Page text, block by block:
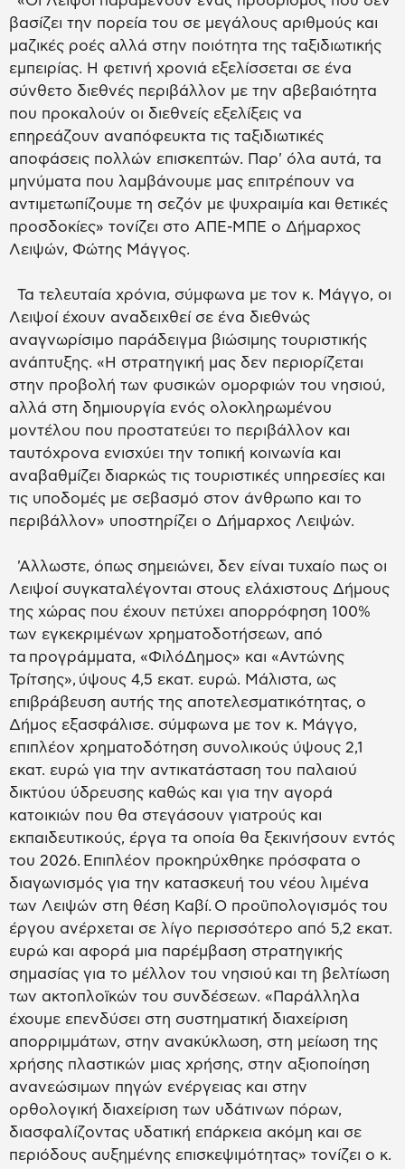
βασίζει την πορεία του σε μεγάλους αριθμούς και
μαζικές ροές αλλά στην ποιότητα της ταξιδιωτικής
εμπειρίας. Η φετινή χρονιά εξελίσσεται σε ένα
σύνθετο διεθνές περιβάλλον με την αβεβαιότητα
που προκαλούν οι διεθνείς εξελίξεις να
επηρεάζουν αναπόφευκτα τις ταξιδιωτικές
αποφάσεις πολλών επισκεπτών. Παρ' όλα αυτά, τα
μηνύματα που λαμβάνουμε μας επιτρέπουν να
αντιμετωπίζουμε τη σεζόν με ψυχραιμία και θετικές
προσδοκίες» τονίζει στο ΑΠΕ-ΜΠΕ ο Δήμαρχος
Λειψών, Φώτης Μάγγος.
Τα τελευταία χρόνια, σύμφωνα με τον κ. Μάγγο, οι
Λειψοί έχουν αναδειχθεί σε ένα διεθνώς
αναγνωρίσιμο παράδειγμα βιώσιμης τουριστικής
ανάπτυξης. «Η στρατηγική μας δεν περιορίζεται
στην προβολή των φυσικών ομορφιών του νησιού,
αλλά στη δημιουργία ενός ολοκληρωμένου
μοντέλου που προστατεύει το περιβάλλον και
ταυτόχρονα ενισχύει την τοπική κοινωνία και
αναβαθμίζει διαρκώς τις τουριστικές υπηρεσίες και
τις υποδομές με σεβασμό στον άνθρωπο και το
περιβάλλον» υποστηρίζει ο Δήμαρχος Λειψών.
'Αλλωστε, όπως σημειώνει, δεν είναι τυχαίο πως οι
Λειψοί συγκαταλέγονται στους ελάχιστους Δήμους
της χώρας που έχουν πετύχει απορρόφηση 100%
των εγκεκριμένων χρηματοδοτήσεων, από
τα προγράμματα, «ΦιλόΔημος» και «Αντώνης
Τρίτσης», ύψους 4,5 εκατ. ευρώ. Μάλιστα, ως
επιβράβευση αυτής της αποτελεσματικότητας, ο
Δήμος εξασφάλισε. σύμφωνα με τον κ. Μάγγο,
επιπλέον χρηματοδότηση συνολικούς ύψους 2,1
εκατ. ευρώ για την αντικατάσταση του παλαιού
δικτύου ύδρευσης καθώς και για την αγορά
κατοικιών που θα στεγάσουν γιατρούς και
εκπαιδευτικούς, έργα τα οποία θα ξεκινήσουν εντός
του 2026. Επιπλέον προκηρύχθηκε πρόσφατα ο
διαγωνισμός για την κατασκευή του νέου λιμένα
των Λειψών στη θέση Καβί. Ο προϋπολογισμός του
έργου ανέρχεται σε λίγο περισσότερο από 5,2 εκατ.
ευρώ και αφορά μια παρέμβαση στρατηγικής
σημασίας για το μέλλον του νησιού και τη βελτίωση
των ακτοπλοϊκών του συνδέσεων. «Παράλληλα
έχουμε επενδύσει στη συστηματική διαχείριση
απορριμμάτων, στην ανακύκλωση, στη μείωση της
χρήσης πλαστικών μιας χρήσης, στην αξιοποίηση
ανανεώσιμων πηγών ενέργειας και στην
ορθολογική διαχείριση των υδάτινων πόρων,
διασφαλίζοντας υδατική επάρκεια ακόμη και σε
περιόδους αυξημένης επισκεψιμότητας» τονίζει ο κ.